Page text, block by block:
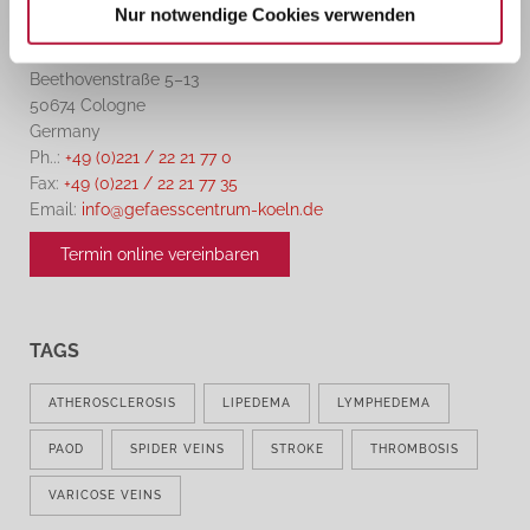
Nur notwendige Cookies verwenden
und Venenchirurgie Köln
Beethovenstraße 5–13
50674 Cologne
Germany
Ph..: +49 (0)221 / 22 21 77 0
Fax: +49 (0)221 / 22 21 77 35
Email: info@gefaesscentrum-koeln.de
Termin online vereinbaren
TAGS
ATHEROSCLEROSIS LIPEDEMA LYMPHEDEMA
PAOD SPIDER VEINS STROKE THROMBOSIS
VARICOSE VEINS